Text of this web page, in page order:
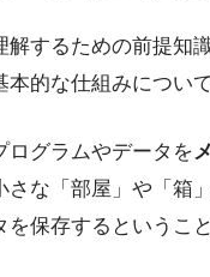
解するための前提知
本的な仕組みについ
ログラムやデータを
さな「部屋」や「箱
を保存するというこ